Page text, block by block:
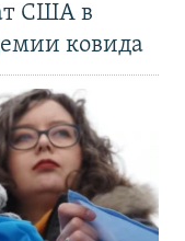
США в
ковида